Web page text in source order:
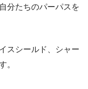
分たちのパーパスを
スシールド、シャー
。